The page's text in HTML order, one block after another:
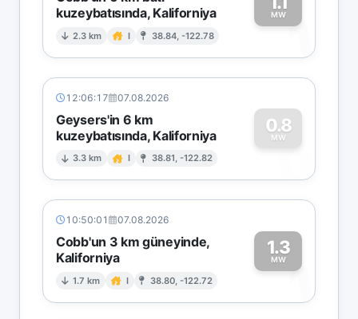
kuzeybatısında, Kaliforniya
2.3 km I 38.84, -122.78
MW1
12:06:17 07.08.2026
Geysers'in 6 km
kuzeybatısında, Kaliforniya
3.3 km I 38.81, -122.82
0.8
MW
0
10:50:01 07.08.2026
Cobb'un 3 km güneyinde,
Kaliforniya
1.7 km I 38.80, -122.72
1.3
MW1